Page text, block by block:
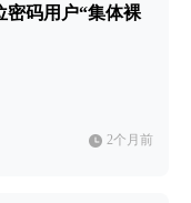
密码用户“集体裸
2个月前